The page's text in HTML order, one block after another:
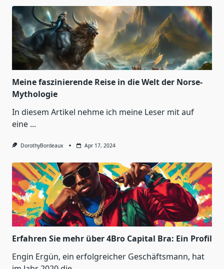
Meine faszinierende Reise in die Welt der Norse-
Mythologie
In diesem Artikel nehme ich meine Leser mit auf
eine ...
DorothyBordeaux Apr 17, 2024
Erfahren Sie mehr über 4Bro Capital Bra: Ein Profil
Engin Ergün, ein erfolgreicher Geschäftsmann, hat